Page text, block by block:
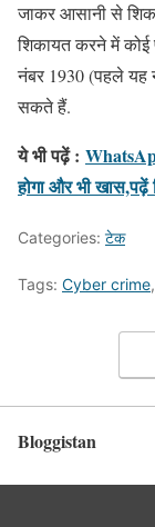
जाकर आसानी से
शिकायत करने में
नंबर 1930 (पहले यह
सकते हैं.
ये भी पढ़ें :
होगा और भी
Categories: टेक
Tags: Cyber ​​crime,
Bloggistan